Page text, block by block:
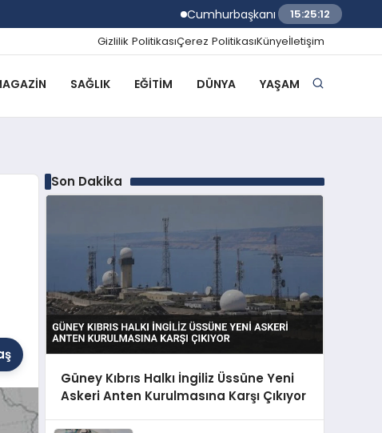
Cumhurbaşkanı Erdoğan15:25:13
Gizlilik PolitikasıÇerez PolitikasıKünyeİletişim
SAĞLIK EĞITIM DÜNYA YAŞAM
Son Dakika
Güney Kıbrıs Halkı İngiliz Üssüne Yeni
Askeri Anten Kurulmasına Karşı Çıkıyor